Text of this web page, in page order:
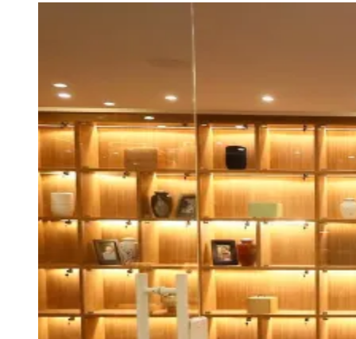
Jardim São Silvestre
do CondeVila Engenho Novo
Vila Porto
Votupoca
Para Sua Empresa
Anuncie no Portal
Guia de Empresas
Divulgar VagasNovo
Publicidade Legal
Negócios Regionais
Turismo
Segurança Regional
Hospitais Estaduais
Parques & Represas
Cidades da Região
Santana de ParnaíbaOsasco CarapicuíbaJandiraItapeviCotiaPirapora
do Bom JesusAraçariguama Cajamar CaieirasFranco da